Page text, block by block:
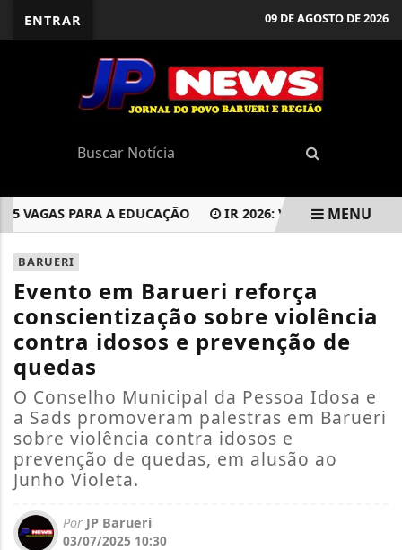
ENTRAR 09 DE AGOSTO DE 2026
PARA A EDUCAÇÃO IR 2026: VEJA COMO
EM ALTA
MENU
BARUERI
Evento em Barueri reforça
conscientização sobre violência
contra idosos e prevenção de
quedas
O Conselho Municipal da Pessoa Idosa e
a Sads promoveram palestras em Barueri
sobre violência contra idosos e
prevenção de quedas, em alusão ao
Junho Violeta.
Por JP Barueri
03/07/2025 10:30